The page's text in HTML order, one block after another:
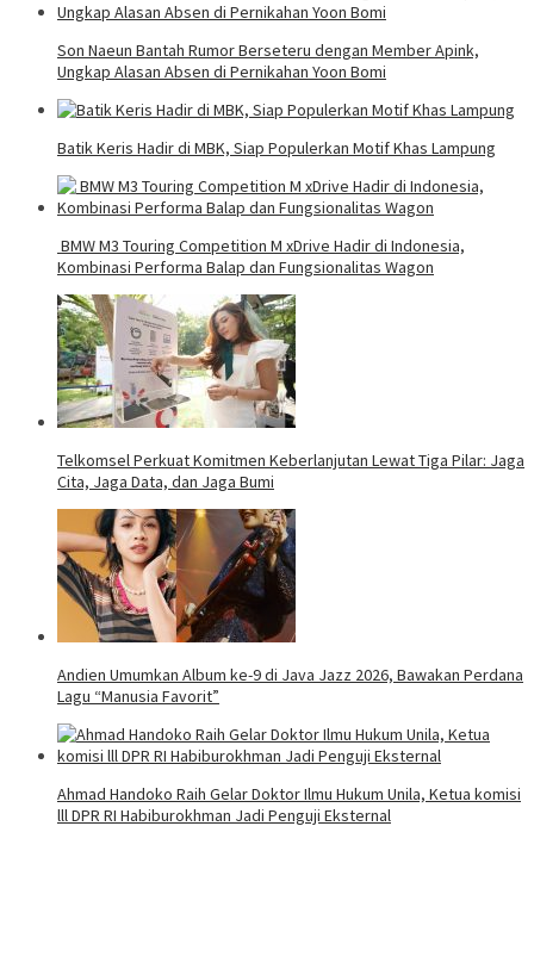
Son Naeun Bantah Rumor Berseteru dengan Member Apink,
Ungkap Alasan Absen di Pernikahan Yoon Bomi
Batik Keris Hadir di MBK, Siap Populerkan Motif Khas Lampung
BMW M3 Touring Competition M xDrive Hadir di Indonesia,
Kombinasi Performa Balap dan Fungsionalitas Wagon
Telkomsel Perkuat Komitmen Keberlanjutan Lewat Tiga Pilar: Jaga
Cita, Jaga Data, dan Jaga Bumi
Andien Umumkan Album ke-9 di Java Jazz 2026, Bawakan Perdana
Lagu “Manusia Favorit”
Ahmad Handoko Raih Gelar Doktor Ilmu Hukum Unila, Ketua komisi
lll DPR RI Habiburokhman Jadi Penguji Eksternal